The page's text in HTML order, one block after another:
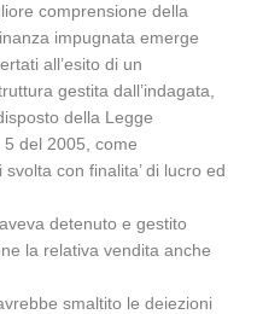
comprensione della
impugnata emerge
all’esito di un
gestita dall’indagata,
della Legge
5 del 2005, come
con finalita’ di lucro ed
detenuto e gestito
la relativa vendita anche
smaltito le deiezioni